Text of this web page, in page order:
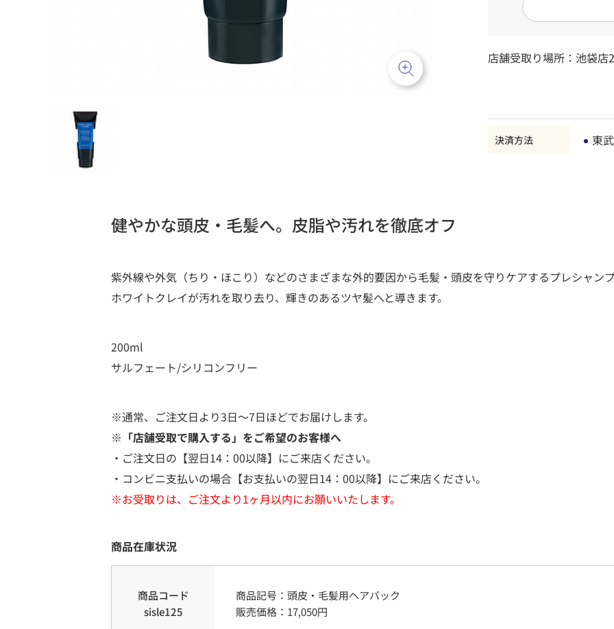
店舗受取り場所： 池袋店
決済方法 東
健やかな頭皮・毛髪へ。皮脂や汚れを徹底オフ
紫外線や外気（ちり・ほこり）などのさまざまな外的要因から毛髪・頭皮を守りケアするプレシャンプ
ホワイトクレイが汚れを取り去り、輝きのあるツヤ髪へと導きます。
200ml
サルフェート/シリコンフリー
※通常、ご注文日より3日～7日ほどでお届けします。
※「店舗受取で購入する」をご希望のお客様へ
・ご注文日の【翌日14：00以降】にご来店ください。
・コンビニ支払いの場合【お支払いの翌日14：00以降】にご来店ください。
※お受取りは、ご注文より1ヶ月以内にお願いいたします。
商品在庫状況
商品コード
sisle125
商品記号： 頭皮・毛髪用ヘアパック
販売価格： 17,050円